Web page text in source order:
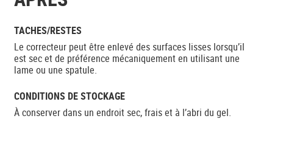
TACHES/RESTES
Le correcteur peut être enlevé des surfaces lisses lorsqu’il
est sec et de préférence mécaniquement en utilisant une
lame ou une spatule.
CONDITIONS DE STOCKAGE
À conserver dans un endroit sec, frais et à l’abri du gel.